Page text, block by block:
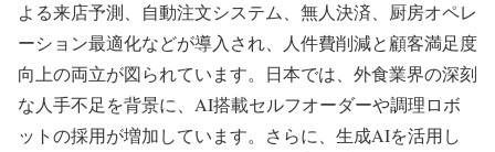
よる来店予測、自動注文システム、無人決済、厨房オペレ
ーション最適化などが導入され、人件費削減と顧客満足度
向上の両立が図られています。日本では、外食業界の深刻
な人手不足を背景に、AI搭載セルフオーダーや調理ロボ
ットの採用が増加しています。さらに、生成AIを活用し